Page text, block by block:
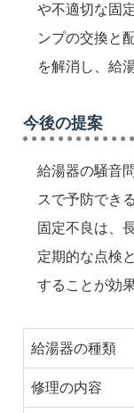
や不適切な固
ンプの交換と
を解消し、給
今後の提案
給湯器の騒音
スで予防でき
固定不良は、
定期的な点検
することが効果
給湯器の種類
修理の内容